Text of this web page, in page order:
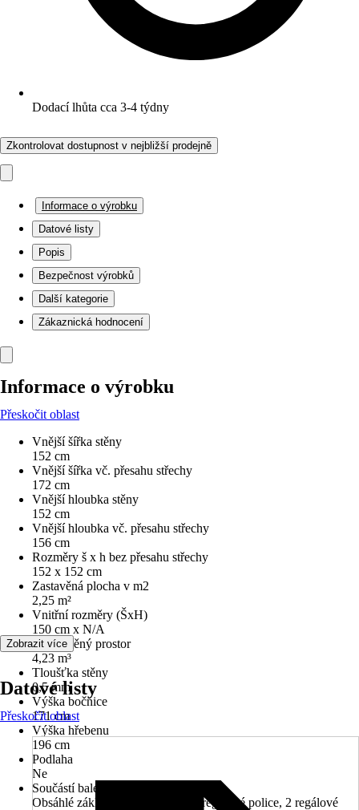
Dodací lhůta cca 3-4 týdny
Zkontrolovat dostupnost v nejbližší prodejně
Informace o výrobku
Datové listy
Popis
Bezpečnost výrobků
Další kategorie
Zákaznická hodnocení
Informace o výrobku
Přeskočit oblast
Vnější šířka stěny
152 cm
Vnější šířka vč. přesahu střechy
172 cm
Vnější hloubka stěny
152 cm
Vnější hloubka vč. přesahu střechy
156 cm
Rozměry š x h bez přesahu střechy
152 x 152 cm
Zastavěná plocha v m2
2,25 m²
Vnitřní rozměry (ŠxH)
150 cm x N/A
Obestavěný prostor
4,23 m³
Tloušťka stěny
0,5 mm
Výška bočnice
171 cm
Výška hřebenu
196 cm
Podlaha
Ne
Součástí balení
Obsáhlé základní příslušenství (2 regálové police, 2 regálové
Zobrazit více
Datové listy
Přeskočit oblast